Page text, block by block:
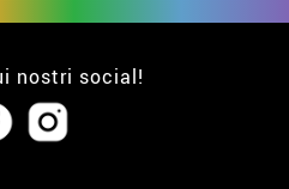
nostri social!